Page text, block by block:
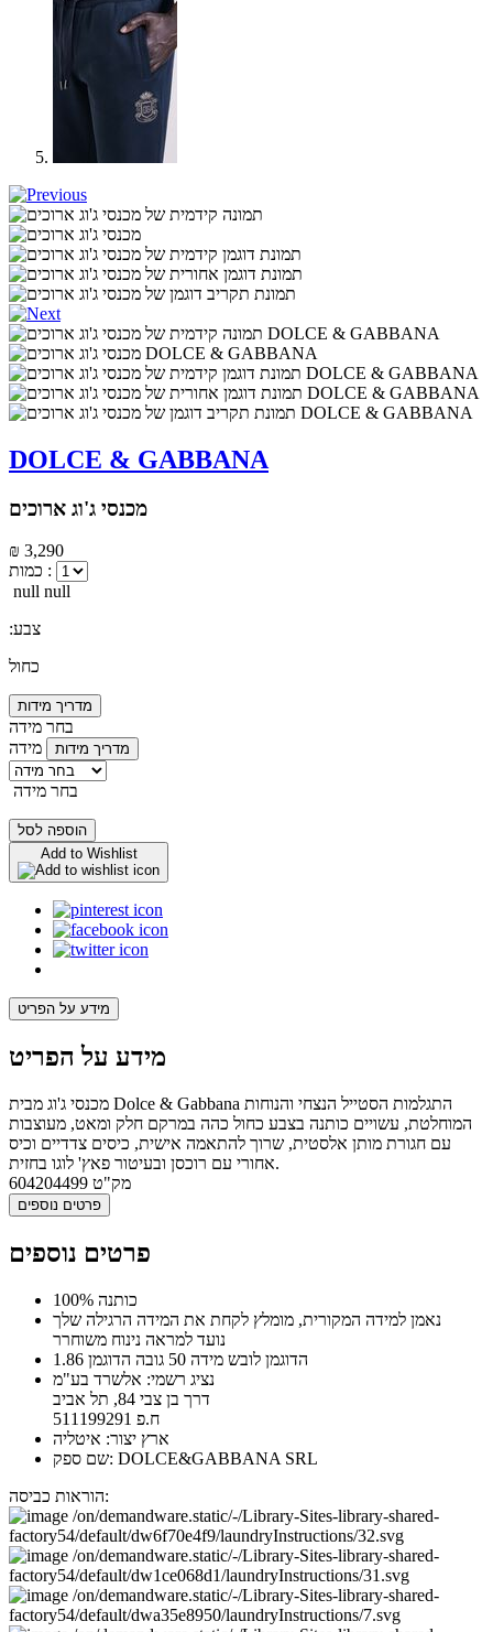
DOLCE & GABBANA
מכנסי ג'וג ארוכים
₪ 3,290
כמות :
null null
:צבע
כחול
מדריך מידות
בחר מידה
מידה
מדריך מידות
בחר מידה
הוספה לסל
Add to Wishlist
מידע על הפריט
מידע על הפריט
מכנסי ג'וג מבית Dolce & Gabbana התגלמות הסטייל הנצחי והנוחות
המוחלטת, עשויים כותנה בצבע כחול כהה במרקם חלק ומאט, מעוצבות
עם חגורת מותן אלסטית, שרוך להתאמה אישית, כיסים צדדיים וכיס
אחורי עם רוכסן ובעיטור פאץ' לוגו בחזית.
מק"ט 604204499
פרטים נוספים
פרטים נוספים
100% כותנה
נאמן למידה המקורית, מומלץ לקחת את המידה הרגילה שלך
נועד למראה נינוח משוחרר
הדוגמן לובש מידה 50 גובה הדוגמן 1.86
נציג רשמי: אלשרד בע"מ
דרך בן צבי 84, תל אביב
ח.פ 511199291
ארץ יצור: איטליה
שם ספק: DOLCE&GABBANA SRL
הוראות כביסה: